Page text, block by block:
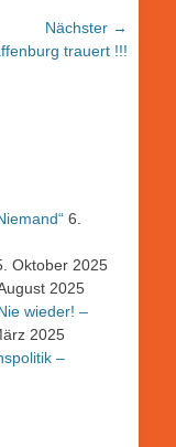
Nächster →
trauert !!!
6.
Oktober 2025
2025
wieder! –
2025
–